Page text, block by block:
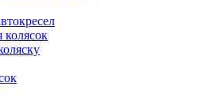
колясок